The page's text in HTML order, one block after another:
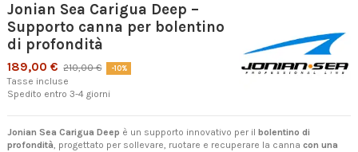
Jonian Sea Carigua Deep –
Supporto canna per bolentino
di profondità
189,00 € 210,00 € -10%
Tasse incluse
Spedito entro 3-4 giorni
Jonian Sea Carigua Deep è un supporto innovativo per il bolentino di
profondità, progettato per sollevare, ruotare e recuperare la canna con una